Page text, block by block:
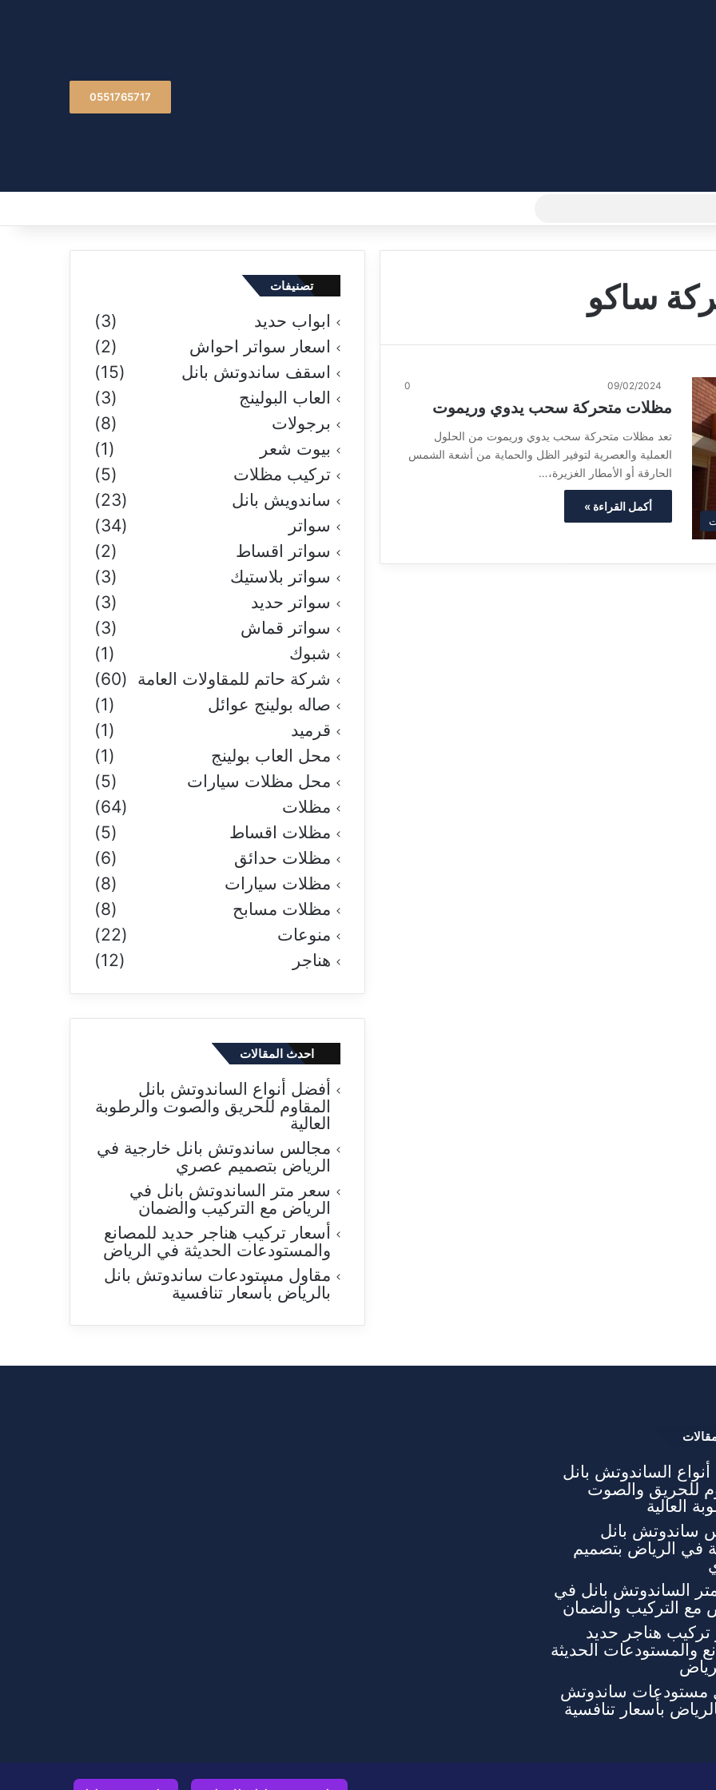
0551765717
ساكو
09/02/2024
0
مظلات متحركة سحب يدوي وريموت
تعد مظلات متحركة سحب يدوي وريموت من الحلول
العملية والعصرية لتوفير الظل والحماية من أشعة الشمس
الحارقة أو الأمطار الغزيرة،…
أكمل القراءة »
تصنيفات
ابواب حديد
(3)
اسعار سواتر احواش
(2)
اسقف ساندوتش بانل
(15)
العاب البولينج
(3)
برجولات
(8)
بيوت شعر
(1)
تركيب مظلات
(5)
ساندويش بانل
(23)
سواتر
(34)
سواتر اقساط
(2)
سواتر بلاستيك
(3)
سواتر حديد
(3)
سواتر قماش
(3)
شبوك
(1)
شركة حاتم للمقاولات العامة (60)
صاله بولينج عوائل
(1)
قرميد
(1)
محل العاب بولينج
(1)
محل مظلات سيارات
(5)
مظلات
(64)
مظلات اقساط
(5)
مظلات حدائق
(6)
مظلات سيارات
(8)
مظلات مسابح
(8)
منوعات
(22)
هناجر
(12)
احدث المقالات
أفضل أنواع الساندوتش بانل
المقاوم للحريق والصوت والرطوبة
العالية
مجالس ساندوتش بانل خارجية في
الرياض بتصميم عصري
سعر متر الساندوتش بانل في
الرياض مع التركيب والضمان
أسعار تركيب هناجر حديد للمصانع
والمستودعات الحديثة في الرياض
مقاول مستودعات ساندوتش بانل
بالرياض بأسعار تنافسية
الساندوتش بانل
للحريق والصوت
العالية
ساندوتش بانل
في الرياض بتصميم
الساندوتش بانل في
مع التركيب والضمان
تركيب هناجر حديد
والمستودعات الحديثة
مستودعات ساندوتش
بأسعار تنافسية